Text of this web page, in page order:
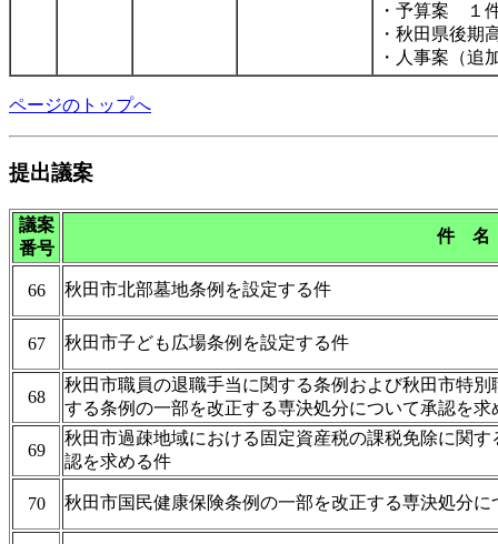
・予算案 １
・秋田県後期
・人事案（
ページのトップへ
提出議案
議案
番号
件 名
66 秋田市北部墓地条例を設定する件
67 秋田市子ども広場条例を設定する件
68
秋田市職員の退職手当に関する条例および秋田市特
する条例の一部を改正する専決処分について承認を求
69
秋田市過疎地域における固定資産税の課税免除に関
認を求める件
70 秋田市国民健康保険条例の一部を改正する専決処分